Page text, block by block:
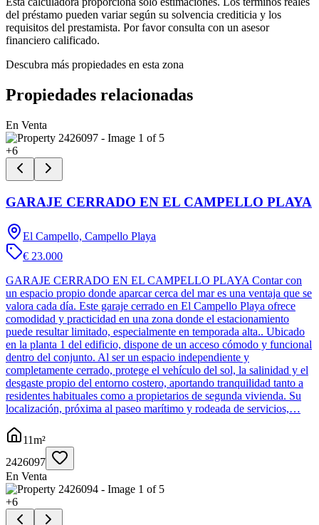
del préstamo pueden variar según su solvencia crediticia y los
requisitos del prestamista. Por favor consulta con un asesor
financiero calificado.
Descubra más propiedades en esta zona
Propiedades relacionadas
En Venta
+6
GARAJE CERRADO EN EL CAMPELLO PLAYA
El Campello, Campello Playa
€ 23.000
GARAJE CERRADO EN EL CAMPELLO PLAYA Contar con
un espacio propio donde aparcar cerca del mar es una ventaja que se
valora cada día. Este garaje cerrado en El Campello Playa ofrece
comodidad y practicidad en una zona donde el estacionamiento
puede resultar limitado, especialmente en temporada alta.. Ubicado
en la planta 1 del edificio, dispone de un acceso cómodo y funcional
dentro del conjunto. Al ser un espacio independiente y
completamente cerrado, protege el vehículo del sol, la salinidad y el
desgaste propio del entorno costero, aportando tranquilidad tanto a
residentes habituales como a propietarios de segunda vivienda. Su
localización, próxima al paseo marítimo y rodeada de servicios,…
11m²
2426097
En Venta
+6